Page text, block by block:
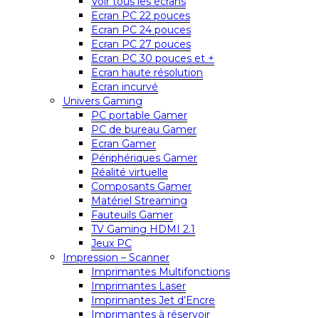
Ecran PC 22 pouces
Ecran PC 24 pouces
Ecran PC 27 pouces
Ecran PC 30 pouces et +
Ecran haute résolution
Ecran incurvé
Univers Gaming
PC portable Gamer
PC de bureau Gamer
Ecran Gamer
Périphériques Gamer
Réalité virtuelle
Composants Gamer
Matériel Streaming
Fauteuils Gamer
TV Gaming HDMI 2.1
Jeux PC
Impression – Scanner
Imprimantes Multifonctions
Imprimantes Laser
Imprimantes Jet d’Encre
Imprimantes à réservoir